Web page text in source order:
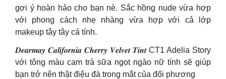
gợi ý hoàn hảo cho bạn nè. Sắc hồng nude vừa hợp
với phong cách nhẹ nhàng vừa hợp với cả lớp
makeup tây tây cá tính.
𝑫𝒆𝒂𝒓𝒎𝒂𝒚 𝑪𝒂𝒍𝒊𝒇𝒐𝒓𝒏𝒊𝒂 𝑪𝒉𝒆𝒓𝒓𝒚 𝑽𝒆𝒍𝒗𝒆𝒕 𝑻𝒊𝒏𝒕 CT1 Adelia Story
với tông màu cam trà sữa ngọt ngào nữ tính sẽ giúp
bạn trở nên thật điệu đà trong mắt của đối phương